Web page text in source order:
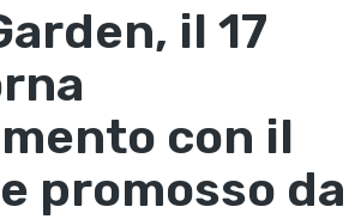
il 17
con il
promosso da